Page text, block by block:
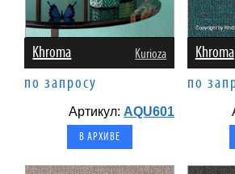
Khroma Kurioza
по запросу
Артикул: AQU601
В АРХИВЕ
Khroma
по